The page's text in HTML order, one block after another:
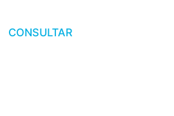
CONSULTAR